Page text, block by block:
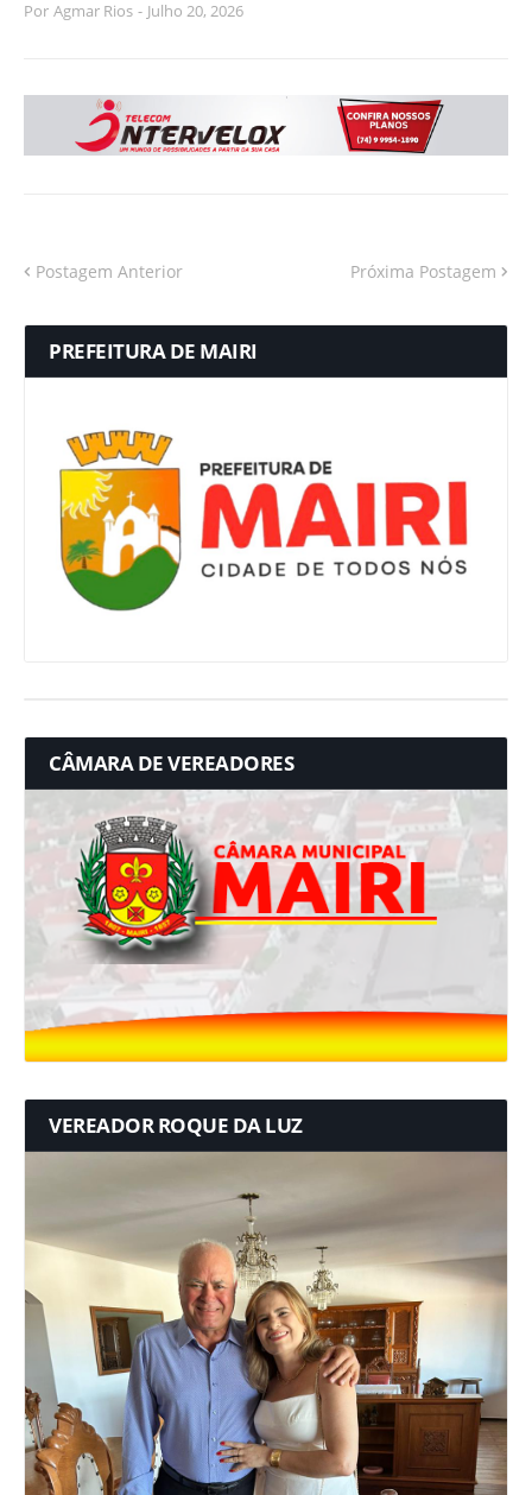
Por Agmar Rios - Julho 20, 2026
Postagem Anterior Próxima Postagem
PREFEITURA DE MAIRI
CÂMARA DE VEREADORES
VEREADOR ROQUE DA LUZ